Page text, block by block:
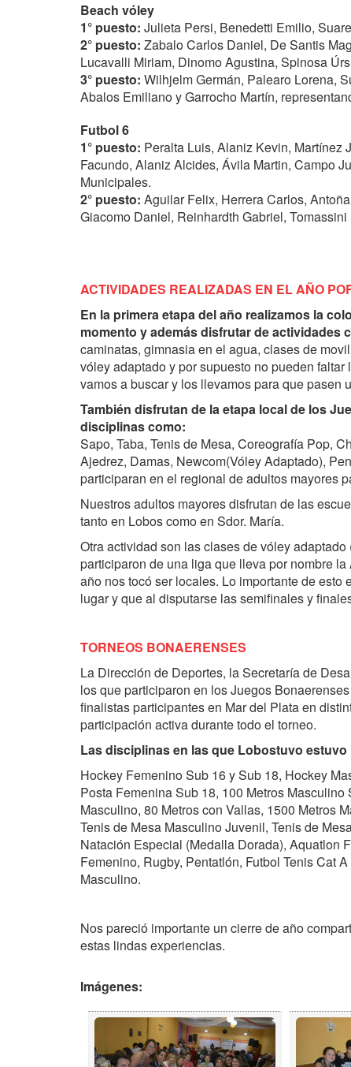
Beach vóley
1° puesto: Julieta Persi, Benedetti Emilio,
2° puesto: Zabalo Carlos Daniel, De Santis
Lucavalli Miriam, Dinomo Agustina, Spinosa
3° puesto: Wilhjelm Germán, Palearo Lorena,
Abalos Emiliano y Garrocho Martín,
Futbol 6
1° puesto: Peralta Luis, Alaniz Kevin, Martínez
Facundo, Alaniz Alcides, Ávila Martin, Campo
Municipales.
2° puesto: Aguilar Felix, Herrera Carlos,
Giacomo Daniel, Reinhardth Gabriel,
ACTIVIDADES REALIZADAS EN EL AÑO
En la primera etapa del año realizamos la
momento y además disfrutar de actividades
caminatas, gimnasia en el agua, clases de
vóley adaptado y por supuesto no pueden faltar
vamos a buscar y los llevamos para que pasen
También disfrutan de la etapa local de los
disciplinas como:
Sapo, Taba, Tenis de Mesa, Coreografía Pop,
Ajedrez, Damas, Newcom(Vóley Adaptado),
participaran en el regional de adultos mayores
Nuestros adultos mayores disfrutan de las
tanto en Lobos como en Sdor. María.
Otra actividad son las clases de vóley
participaron de una liga que lleva por nombre
año nos tocó ser locales. Lo importante de
lugar y que al disputarse las semifinales y
TORNEOS BONAERENSES
La Dirección de Deportes, la Secretaría de
los que participaron en los Juegos
finalistas participantes en Mar del Plata en
participación activa durante todo el torneo.
Las disciplinas en las que Lobostuvo
Hockey Femenino Sub 16 y Sub 18, Hockey
Posta Femenina Sub 18, 100 Metros Masculino
Masculino, 80 Metros con Vallas, 1500 Metros
Tenis de Mesa Masculino Juvenil, Tenis de
Natación Especial (Medalla Dorada), Aquatlon
Femenino, Rugby, Pentatlón, Futbol Tenis Cat
Masculino.
Nos pareció importante un cierre de año
estas lindas experiencias.
Imágenes: